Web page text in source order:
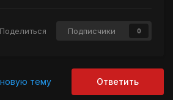
Поделиться Подписчики 0
Ответить
тему